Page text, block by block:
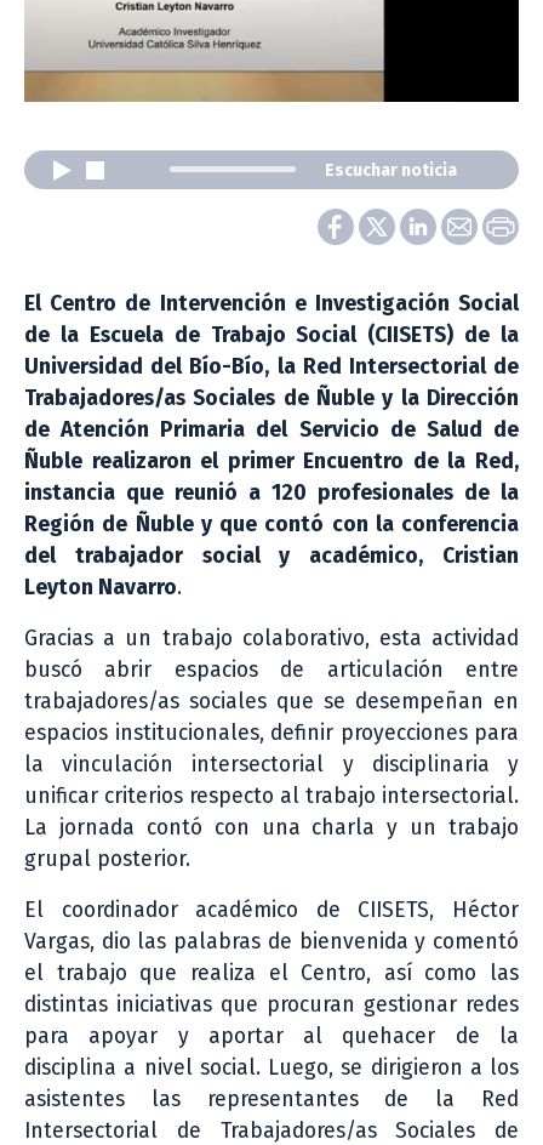
Escuchar noticia
El Centro de Intervención e Investigación Social
de la Escuela de Trabajo Social (CIISETS) de la
Universidad del Bío-Bío, la Red Intersectorial de
Trabajadores/as Sociales de Ñuble y la Dirección
de Atención Primaria del Servicio de Salud de
Ñuble realizaron el primer Encuentro de la Red,
instancia que reunió a 120 profesionales de la
Región de Ñuble y que contó con la conferencia
del trabajador social y académico, Cristian
Leyton Navarro.
Gracias a un trabajo colaborativo, esta actividad
buscó abrir espacios de articulación entre
trabajadores/as sociales que se desempeñan en
espacios institucionales, definir proyecciones para
la vinculación intersectorial y disciplinaria y
unificar criterios respecto al trabajo intersectorial.
La jornada contó con una charla y un trabajo
grupal posterior.
El coordinador académico de CIISETS, Héctor
Vargas, dio las palabras de bienvenida y comentó
el trabajo que realiza el Centro, así como las
distintas iniciativas que procuran gestionar redes
para apoyar y aportar al quehacer de la
disciplina a nivel social. Luego, se dirigieron a los
asistentes las representantes de la Red
Intersectorial de Trabajadores/as Sociales de